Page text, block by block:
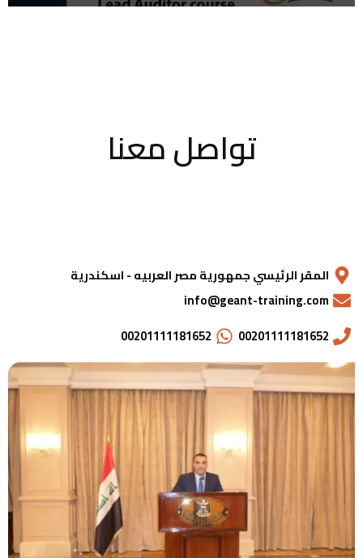
تواصل معنا
المقر الرئيسي جمهورية مصر العربيه - اسكندرية
info@geant-training.com
00201111181652
00201111181652